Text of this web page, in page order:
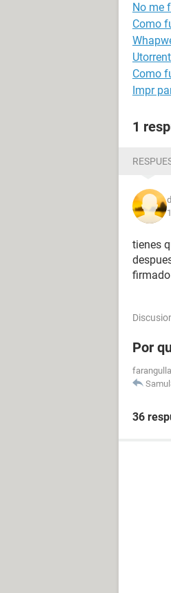
No me
Como
Como
Impr
1
tienes
Por
36